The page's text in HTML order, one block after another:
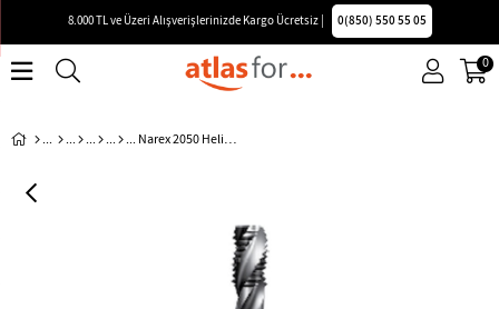
8.000 TL ve Üzeri Alışverişlerinizde Kargo Ücretsiz | 0(850) 550 55 05
0
Narex 2050 Helis Kanallı Metrik Makina Kılavuzu Form C HSS-E 6G Din371